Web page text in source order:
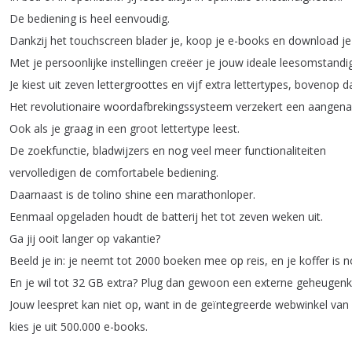
De bediening is heel eenvoudig.
Dankzij het touchscreen blader je, koop je e-books en download je
Met je persoonlijke instellingen creëer je jouw ideale
Je kiest uit zeven lettergroottes en vijf extra lettertypes, bovenop
Het revolutionaire woordafbrekingssysteem verzekert een
Ook als je graag in een groot lettertype leest.
De zoekfunctie, bladwijzers en nog veel meer functionaliteiten
vervolledigen de comfortabele bediening.
Daarnaast is de tolino shine een marathonloper.
Eenmaal opgeladen houdt de batterij het tot zeven weken uit.
Ga jij ooit langer op vakantie?
Beeld je in: je neemt tot 2000 boeken mee op reis, en je koffer is
En je wil tot 32 GB extra? Plug dan gewoon een externe
Jouw leespret kan niet op, want in de geïntegreerde webwinkel van
kies je uit 500.000 e-books.